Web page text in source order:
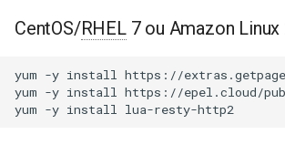
b
s
c
auth-digest
client:send_request
Módulos NGINX do cPanel
em uma Potência de
Desempenho e Segurança
CentOS/RHEL7 ou Amazon Linux
yum -y install
https://
yum -y install
https://epel.cloud/
yum -y install